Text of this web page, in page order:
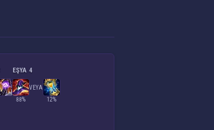
EŞYA 4
88%
VEYA
12%